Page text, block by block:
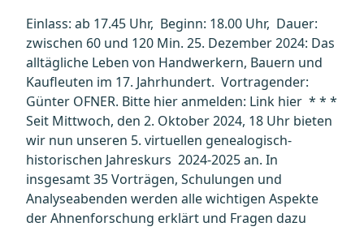
Einlass: ab 17.45 Uhr, Beginn: 18.00 Uhr, Dauer:
zwischen 60 und 120 Min. 25. Dezember 2024: Das
alltägliche Leben von Handwerkern, Bauern und
Kaufleuten im 17. Jahrhundert. Vortragender:
Günter OFNER. Bitte hier anmelden: Link hier * * *
Seit Mittwoch, den 2. Oktober 2024, 18 Uhr bieten
wir nun unseren 5. virtuellen genealogisch-
historischen Jahreskurs 2024-2025 an. In
insgesamt 35 Vorträgen, Schulungen und
Analyseabenden werden alle wichtigen Aspekte
der Ahnenforschung erklärt und Fragen dazu